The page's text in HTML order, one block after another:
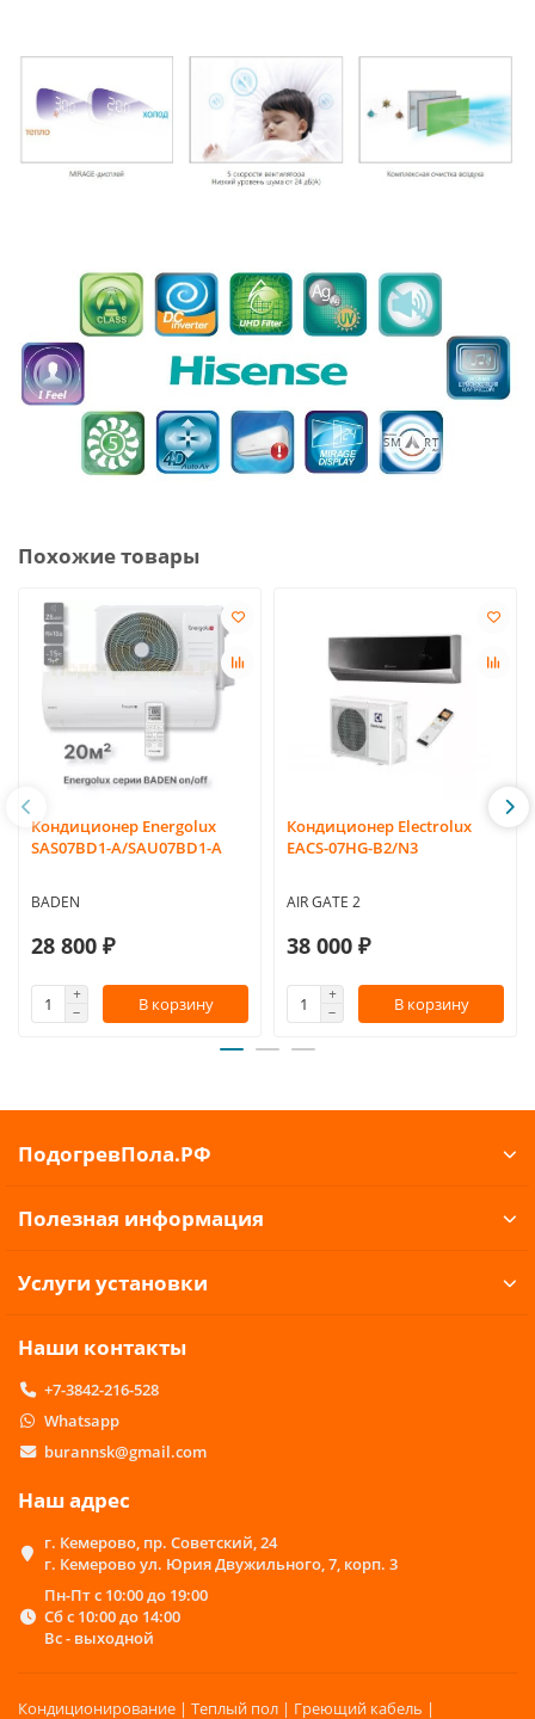
Похожие товары
Кондиционер Energolux
SAS07BD1-A/SAU07BD1-A
BADEN
28 800 ₽
В корзину
Кондиционер Electrolux
EACS-07HG-B2/N3
AIR GATE 2
38 000 ₽
В корзину
ПодогревПола.РФ
Полезная информация
Услуги установки
Наши контакты
+7-3842-216-528
Whatsapp
burannsk@gmail.com
Наш адрес
г. Кемерово, пр. Советский, 24
г. Кемерово ул. Юрия Двужильного, 7, корп. 3
Пн-Пт с 10:00 до 19:00
Сб с 10:00 до 14:00
Вс - выходной
Кондиционирование | Теплый пол | Греющий кабель |